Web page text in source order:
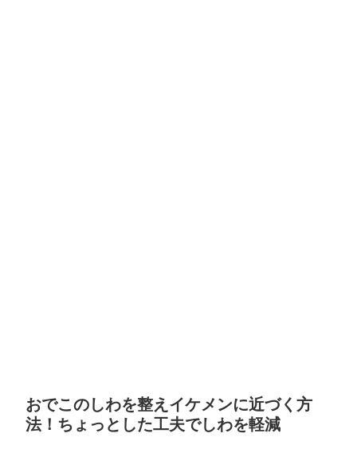
おでこのしわを整えイケメンに近づく方
法！ちょっとした工夫でしわを軽減